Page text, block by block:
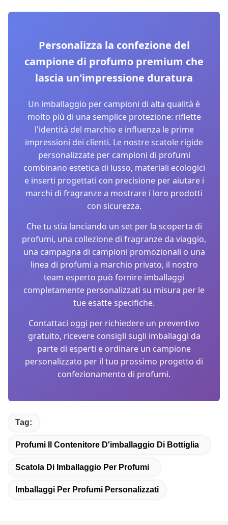
Personalizza la confezione del
campione di profumo premium che
lascia un'impressione duratura
Un imballaggio per campioni di alta qualità è
molto più di una semplice protezione: riflette
l'identità del marchio e influenza le prime
impressioni dei clienti. Le nostre scatole rigide
personalizzate per campioni di profumi
combinano estetica di lusso, materiali ecologici
e inserti progettati con precisione per aiutare i
marchi di fragranze a mostrare i loro prodotti
con sicurezza.
Che tu stia lanciando un set per la scoperta di
profumi, una collezione di fragranze da viaggio,
una campagna di campioni promozionali o una
linea di profumi a marchio privato, il nostro
team esperto può fornire imballaggi
completamente personalizzati su misura per le
tue esatte specifiche.
Contattaci oggi per richiedere un preventivo
gratuito, ricevere consigli sugli imballaggi da
parte di esperti e ordinare un campione
personalizzato per il tuo prossimo progetto di
confezionamento di profumi.
Tag:
Profumi Il Contenitore D'imballaggio Di Bottiglia
Scatola Di Imballaggio Per Profumi
Imballaggi Per Profumi Personalizzati